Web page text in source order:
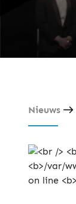
Nieuws